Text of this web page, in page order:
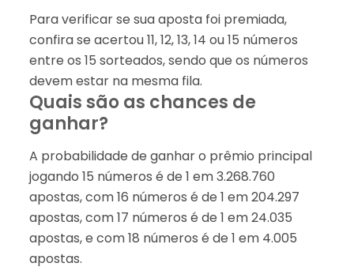
Para verificar se sua aposta foi premiada,
confira se acertou 11, 12, 13, 14 ou 15 números
entre os 15 sorteados, sendo que os números
devem estar na mesma fila.
Quais são as chances de
ganhar?
A probabilidade de ganhar o prêmio principal
jogando 15 números é de 1 em 3.268.760
apostas, com 16 números é de 1 em 204.297
apostas, com 17 números é de 1 em 24.035
apostas, e com 18 números é de 1 em 4.005
apostas.